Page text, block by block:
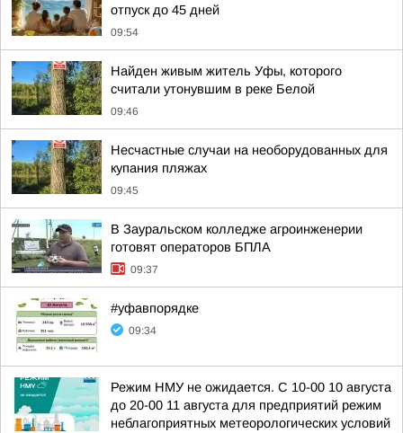
отпуск до 45 дней
09:54
Найден живым житель Уфы, которого
считали утонувшим в реке Белой
09:46
Несчастные случаи на необорудованных для
купания пляжах
09:45
В Зауральском колледже агроинженерии
готовят операторов БПЛА
09:37
#уфавпорядке
09:34
Режим НМУ не ожидается. С 10-00 10 августа
до 20-00 11 августа для предприятий режим
неблагоприятных метеорологических условий